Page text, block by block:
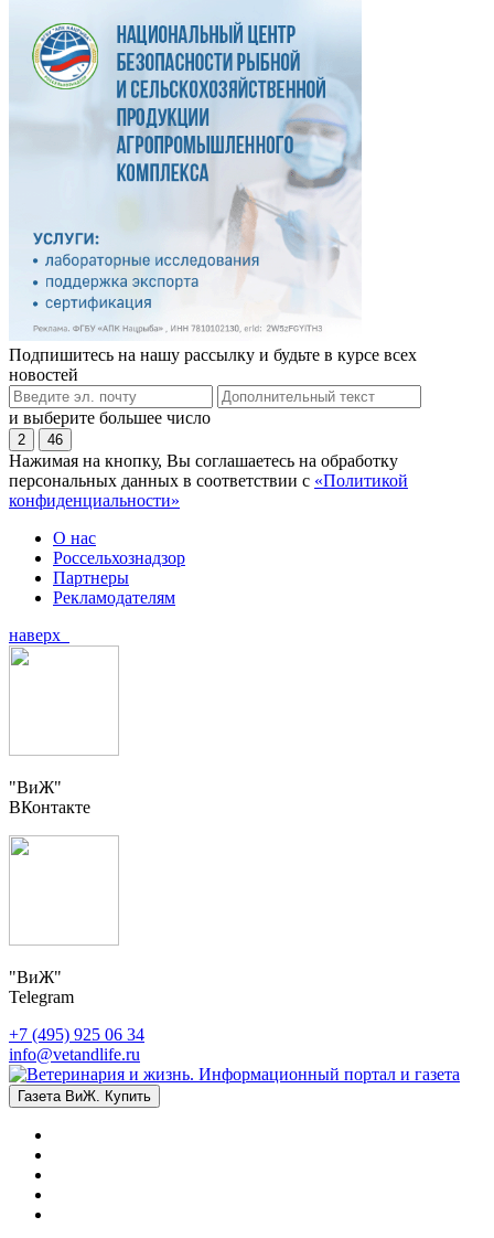
Подпишитесь на нашу рассылку и будьте в курсе всех
новостей
и выберите большее число
2 46
Нажимая на кнопку, Вы соглашаетесь на обработку
персональных данных в соответствии с «Политикой
конфиденциальности»
О нас
Россельхознадзор
Партнеры
Рекламодателям
наверх
"ВиЖ"
ВКонтакте
"ВиЖ"
Telegram
+7 (495) 925 06 34
info@vetandlife.ru
Газета ВиЖ. Купить